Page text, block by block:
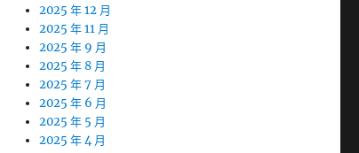
2025 年 12 月
2025 年 11 月
2025 年 9 月
2025 年 8 月
2025 年 7 月
2025 年 6 月
2025 年 5 月
2025 年 4 月